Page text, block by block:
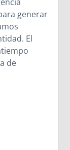
que
suceden